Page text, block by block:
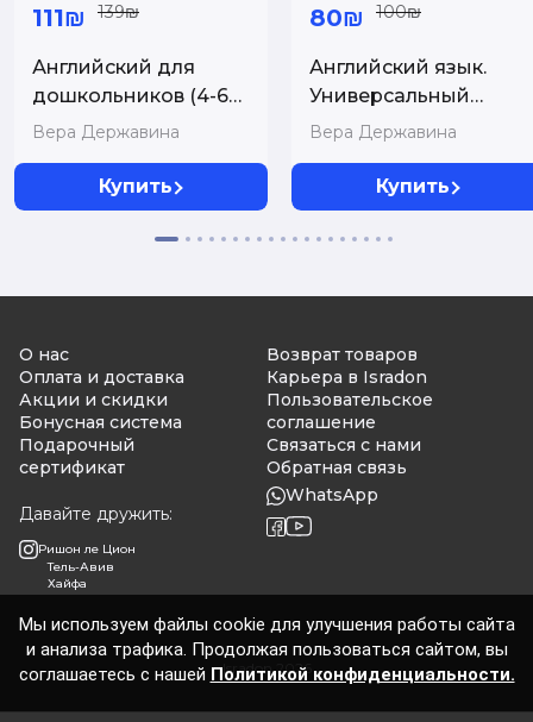
111₪ 139₪
Английский для
дошкольников (4-6
лет)
Вера Державина
Купить
80₪ 100₪
Английский язык.
Универсальный
справочник для
Вера Державина
Купить
О нас
Оплата и доставка
Акции и скидки
Бонусная система
Подарочный
сертификат
Давайте дружить:
Ришон ле Цион
Тель-Авив
Хайфа
Возврат товаров
Карьера в Isradon
Пользовательское
соглашение
Связаться с нами
Обратная связь
WhatsApp
Isradon 2026
Мы используем файлы cookie для улучшения работы сайта
и анализа трафика. Продолжая пользоваться сайтом, вы
соглашаетесь с нашей Политикой конфиденциальности.